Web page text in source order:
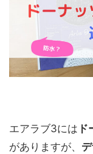
エアラブ3には
がありますが、